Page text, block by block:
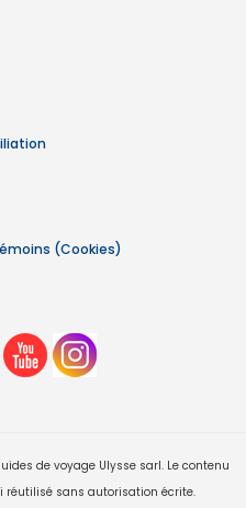
(Cookies)
de voyage Ulysse sarl. Le contenu
réutilisé sans autorisation écrite.